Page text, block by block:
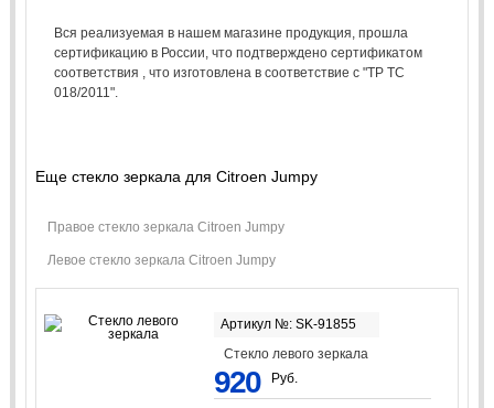
Вся реализуемая в нашем магазине продукция, прошла
сертификацию в России, что подтверждено сертификатом
соответствия , что изготовлена в соответствие с "ТР ТС
018/2011".
Еще стекло зеркала для Citroen Jumpy
Правое стекло зеркала Citroen Jumpy
Левое стекло зеркала Citroen Jumpy
Артикул №: SK-91855
Стекло левого зеркала
920 Руб.